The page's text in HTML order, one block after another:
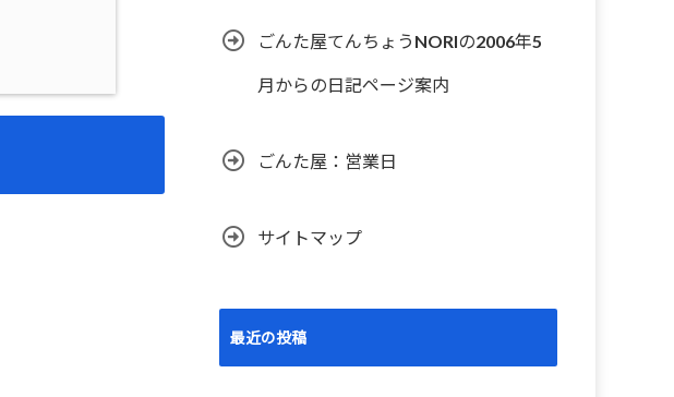
ごんた屋てんちょうNORIの2006年5
月からの日記ページ案内
ごんた屋：営業日
サイトマップ
最近の投稿